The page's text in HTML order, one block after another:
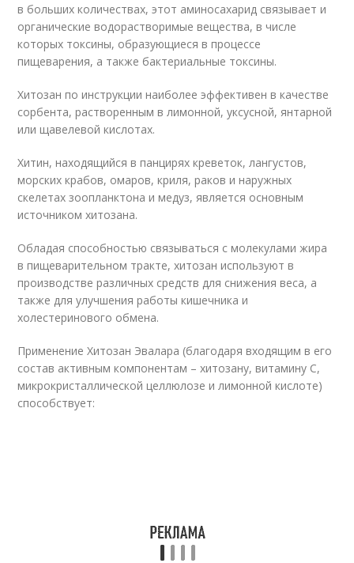
в больших количествах, этот аминосахарид связывает и
органические водорастворимые вещества, в числе
которых токсины, образующиеся в процессе
пищеварения, а также бактериальные токсины.
Хитозан по инструкции наиболее эффективен в качестве
сорбента, растворенным в лимонной, уксусной, янтарной
или щавелевой кислотах.
Хитин, находящийся в панцирях креветок, лангустов,
морских крабов, омаров, криля, раков и наружных
скелетах зоопланктона и медуз, является основным
источником хитозана.
Обладая способностью связываться с молекулами жира
в пищеварительном тракте, хитозан используют в
производстве различных средств для снижения веса, а
также для улучшения работы кишечника и
холестеринового обмена.
Применение Хитозан Эвалара (благодаря входящим в его
состав активным компонентам – хитозану, витамину С,
микрокристаллической целлюлозе и лимонной кислоте)
способствует: